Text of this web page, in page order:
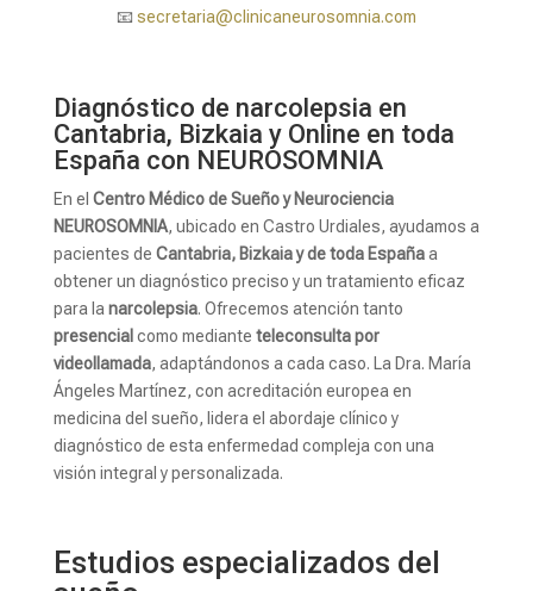
📧 secretaria@clinicaneurosomnia.com
Diagnóstico de narcolepsia en
Cantabria, Bizkaia y Online en toda
España con NEUROSOMNIA
En el Centro Médico de Sueño y Neurociencia
NEUROSOMNIA, ubicado en Castro Urdiales, ayudamos a
pacientes de Cantabria, Bizkaia y de toda Españaa
obtener un diagnóstico preciso y un tratamiento eficaz
para la narcolepsia. Ofrecemos atención tanto
presencial como mediante teleconsulta por
videollamada, adaptándonos a cada caso. La Dra. María
Ángeles Martínez, con acreditación europea en
medicina del sueño, lidera el abordaje clínico y
diagnóstico de esta enfermedad compleja con una
visión integral y personalizada.
Estudios especializados del